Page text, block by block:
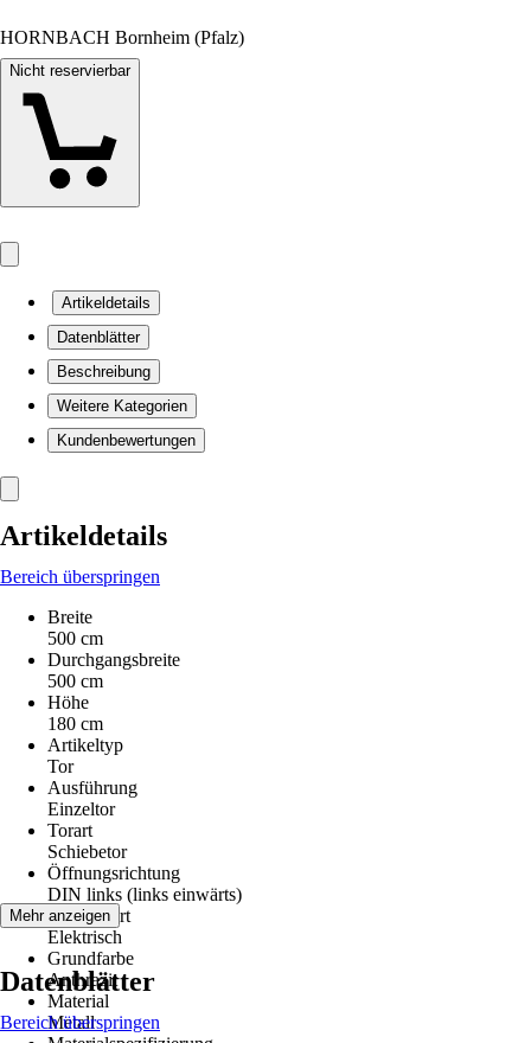
HORNBACH Bornheim (Pfalz)
Nicht reservierbar
Artikeldetails
Datenblätter
Beschreibung
Weitere Kategorien
Kundenbewertungen
Artikeldetails
Bereich überspringen
Breite
500 cm
Durchgangsbreite
500 cm
Höhe
180 cm
Artikeltyp
Tor
Ausführung
Einzeltor
Torart
Schiebetor
Öffnungsrichtung
DIN links (links einwärts)
Antriebsart
Elektrisch
Grundfarbe
Anthrazit
Material
Metall
Mehr anzeigen
Datenblätter
Bereich überspringen